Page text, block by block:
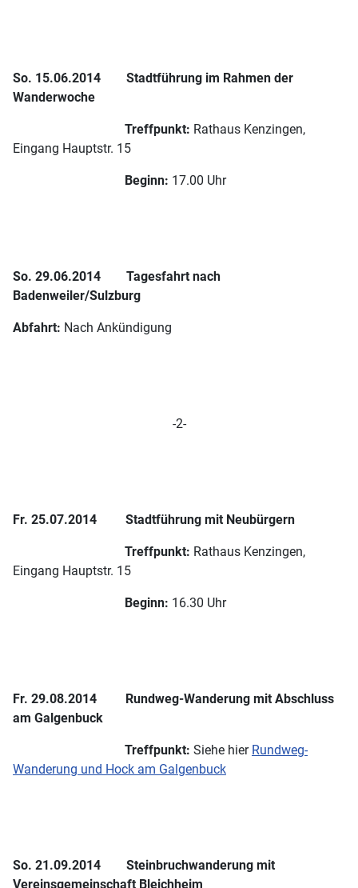
So. 15.06.2014
Stadtführung im Rahmen der
Wanderwoche
Treffpunkt: Rathaus Kenzingen,
Eingang Hauptstr. 15
Beginn: 17.00 Uhr
So. 29.06.2014 Tagesfahrt nach
Badenweiler/Sulzburg
Abfahrt: Nach Ankündigung
-2-
Fr. 25.07.2014 Stadtführung mit Neubürgern
Treffpunkt: Rathaus Kenzingen,
Eingang Hauptstr. 15
Beginn: 16.30 Uhr
Fr. 29.08.2014 Rundweg-Wanderung mit Abschluss
am Galgenbuck
Treffpunkt: Siehe hier Rundweg-
Wanderung und Hock am Galgenbuck
So. 21.09.2014 Steinbruchwanderung mit
Vereinsgemeinschaft Bleichheim